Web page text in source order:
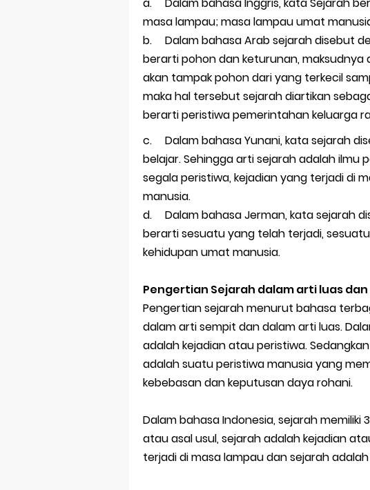
Latihan Soal TKA
STOP Belajar Geografi
Ebook Prediksi 150 Soal
3 Jurus Sakti
Menjadi Pengajar
masa lampau; masa lampau umat
b.
Dalam bahasa Arab sejarah disebut
berarti pohon dan keturunan, maksudnya
akan tampak pohon dari yang terkecil
maka hal tersebut sejarah diartikan
berarti peristiwa pemerintahan keluarga
c.
Dalam bahasa Yunani, kata sejarah
belajar. Sehingga arti sejarah adalah ilmu
segala peristiwa, kejadian yang terjadi di
manusia.
d.
Dalam bahasa Jerman, kata sejarah
berarti sesuatu yang telah terjadi,
kehidupan umat manusia.
Pengertian Sejarah dalam arti luas
Pengertian sejarah menurut bahasa
dalam arti sempit dan dalam arti luas.
adalah kejadian atau peristiwa.
adalah suatu peristiwa manusia yang
kebebasan dan keputusan daya rohani.
Dalam bahasa Indonesia, sejarah memiliki
atau asal usul, sejarah adalah kejadian
terjadi di masa lampau dan sejarah